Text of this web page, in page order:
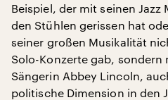
Beispiel, der mit seinen Jazz
den Stühlen gerissen hat
seiner großen Musikalität
Solo-Konzerte gab, sondern
Sängerin Abbey Lincoln,
politische Dimension in den